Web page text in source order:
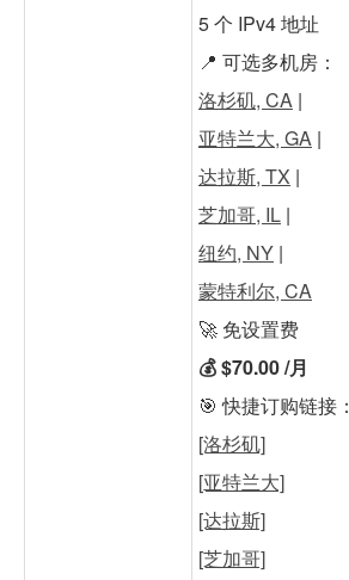
5 个 IPv4 地址
📍 可选多机房：
洛杉矶, CA |
亚特兰大, GA |
达拉斯, TX |
芝加哥, IL |
纽约, NY |
蒙特利尔, CA
🚀 免设置费
💰 $70.00 /月
🎯 快捷订购链接：
[洛杉矶]
[亚特兰大]
[达拉斯]
[芝加哥]